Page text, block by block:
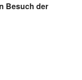
Besuch der